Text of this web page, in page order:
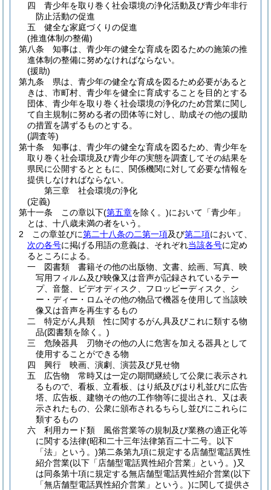
四
青少年を取り巻く社会環境の浄化活動及び青少年非行
防止活動の促進
五
健全な家庭づくりの促進
(推進体制の整備)
第八条
知事は、青少年の健全な育成を図るための施策の推
進体制の整備に努めなければならない。
(援助)
第九条
県は、青少年の健全な育成を図るため必要があると
きは、市町村、青少年を健全に育成することを目的とする
団体、青少年を取り巻く社会環境の浄化のため営業に関し
て自主規制に努める者の団体等に対し、助成その他の援助
の措置を講ずるものとする。
(調査等)
第十条
知事は、青少年の健全な育成を図るため、青少年を
取り巻く社会環境及び青少年の実態を調査してその結果を
県民に公開するとともに、関係機関に対して必要な情報を
提供しなければならない。
第三章
社会環境の浄化
(定義)
第十一条
この章以下(第五章を除く。)において「青少年」
とは、十八歳未満の者をいう。
2
この章並びに第二十八条の二第一項及び第二項において、
次の各号に掲げる用語の意義は、それぞれ当該各号に定め
るところによる。
一
図書類 書籍その他の出版物、文書、絵画、写真、映
写用フィルム及び映像又は音声が記録されているテー
プ、音盤、ビデオディスク、フロッピーディスク、シ
ー・ディー・ロムその他の物品で機器を使用して当該映
像又は音声を再生するもの
二
特定がん具類 性に関するがん具及びこれに類する物
品(図書類を除く。)
三
危険器具 刃物その他の人に危害を加える器具として
使用することができる物
四
興行 映画、演劇、演芸及び見せ物
五
広告物 常時又は一定の期間継続して公衆に表示され
るもので、看板、立看板、はり紙及びはり札並びに広告
塔、広告板、建物その他の工作物等に提出され、又は表
示されたもの、公衆に頒布されるちらし並びにこれらに
類するもの
六
利用カード類 風俗営業等の規制及び業務の適正化等
に関する法律(昭和二十三年法律第百二十二号。以下
「法」という。)第二条第九項に規定する店舗型電話異性
紹介営業(以下「店舗型電話異性紹介営業」という。)又
は同条第十項に規定する無店舗型電話異性紹介営業(以下
「無店舗型電話異性紹介営業」という。)に関して提供さ